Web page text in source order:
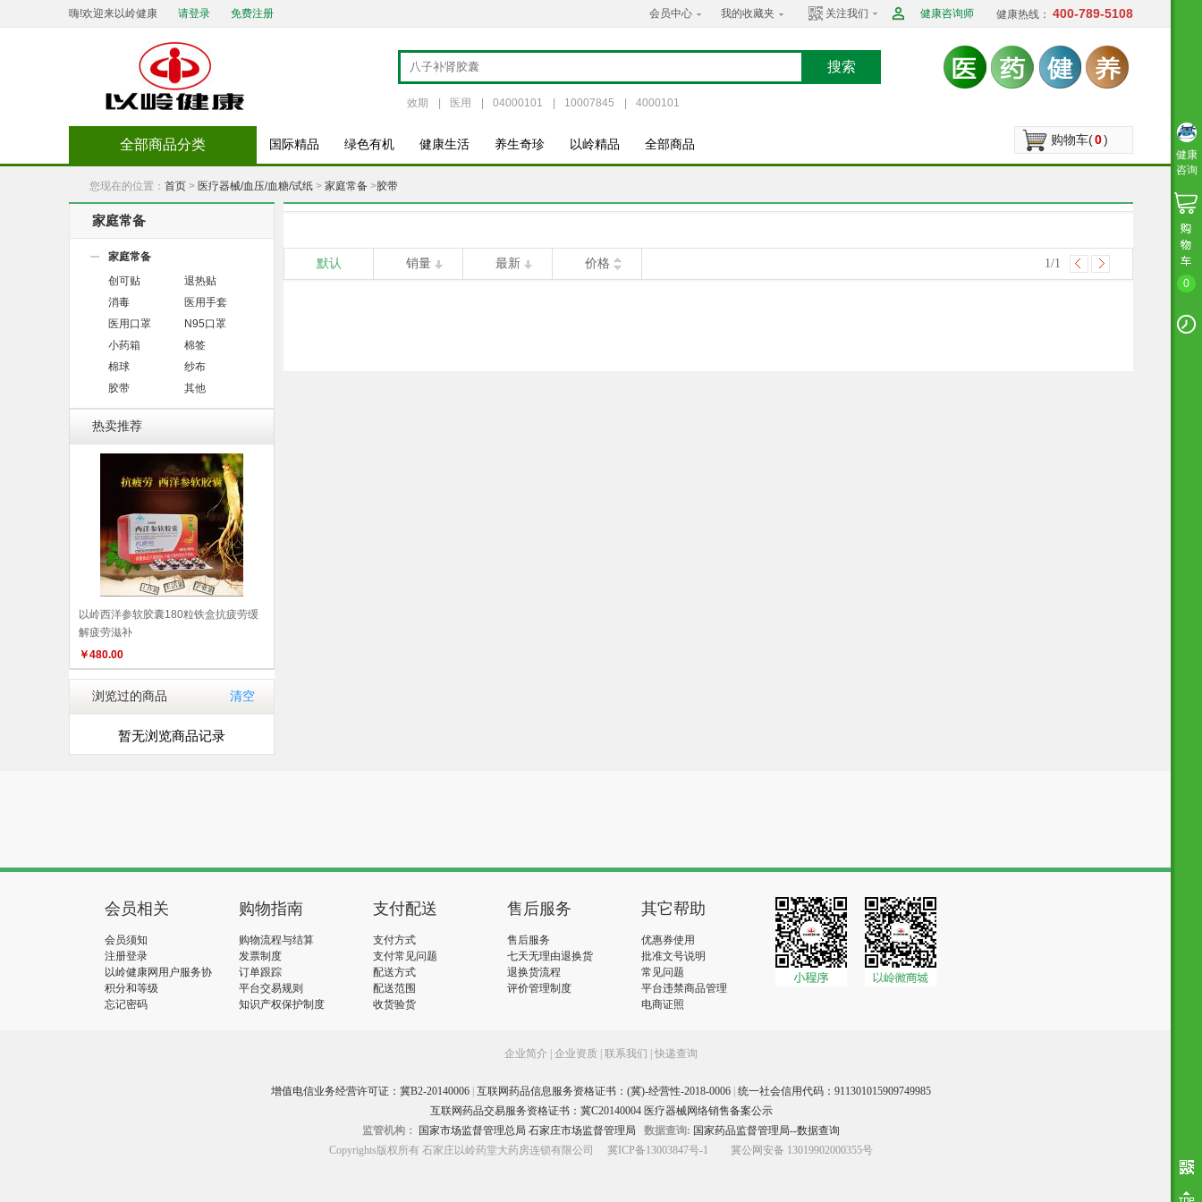
嗨!欢迎来以岭健康 请登录 免费注册 会员中心 我的收藏夹 关注我们 健康咨询师 健康热线： 400-789-5108
搜索
效期 医用 04000101 10007845 4000101
购物车(0)
全部商品分类 国际精品 绿色有机 健康生活 养生奇珍 以岭精品 全部商品
您现在的位置： 首页 > 医疗器械/血压/血糖/试纸 > 家庭常备 >胶带
家庭常备
家庭常备
创可贴
退热贴
消毒
医用手套
医用口罩
N95口罩
小药箱
棉签
棉球
纱布
胶带
其他
热卖推荐
以岭西洋参软胶囊180粒铁盒抗疲劳缓
解疲劳滋补
￥480.00
浏览过的商品 清空
暂无浏览商品记录
默认 销量 最新 价格 1/1
健康
咨询
0
会员相关
会员须知
注册登录
以岭健康网用户服务协
议
积分和等级
忘记密码
购物指南
购物流程与结算
发票制度
订单跟踪
平台交易规则
知识产权保护制度
支付配送
支付方式
支付常见问题
配送方式
配送范围
收货验货
售后服务
售后服务
七天无理由退换货
退换货流程
评价管理制度
其它帮助
优惠券使用
批准文号说明
常见问题
平台违禁商品管理
电商证照
企业简介 企业资质 联系我们 快递查询
增值电信业务经营许可证：冀B2-20140006 互联网药品信息服务资格证书：(冀)-经营性-2018-0006 统一社会信用代码：911301015909749985
互联网药品交易服务资格证书：冀C20140004 医疗器械网络销售备案公示
监管机构：
国家市场监督管理总局 石家庄市场监督管理局 数据查询: 国家药品监督管理局--数据查询
Copyrights版权所有 石家庄以岭药堂大药房连锁有限公司 冀ICP备13003847号-1 冀公网安备 13019902000355号